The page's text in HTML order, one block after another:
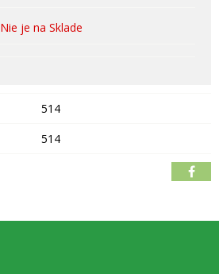
Nie je na Sklade
514
514